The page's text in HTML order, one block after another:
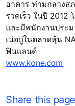
อาคาร ท่ามกลางส
รวดเร็ว ในปี 2012
และมีพนักงานประ
เน่อยู่ในตลาดหุ้น
ฟินแลนด์
www.kone.com
Share this page